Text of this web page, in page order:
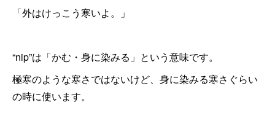
「外はけっこう寒いよ。」
“nip”は「かむ・身に染みる」という意味です。
極寒のような寒さではないけど、身に染みる寒さぐらい
の時に使います。